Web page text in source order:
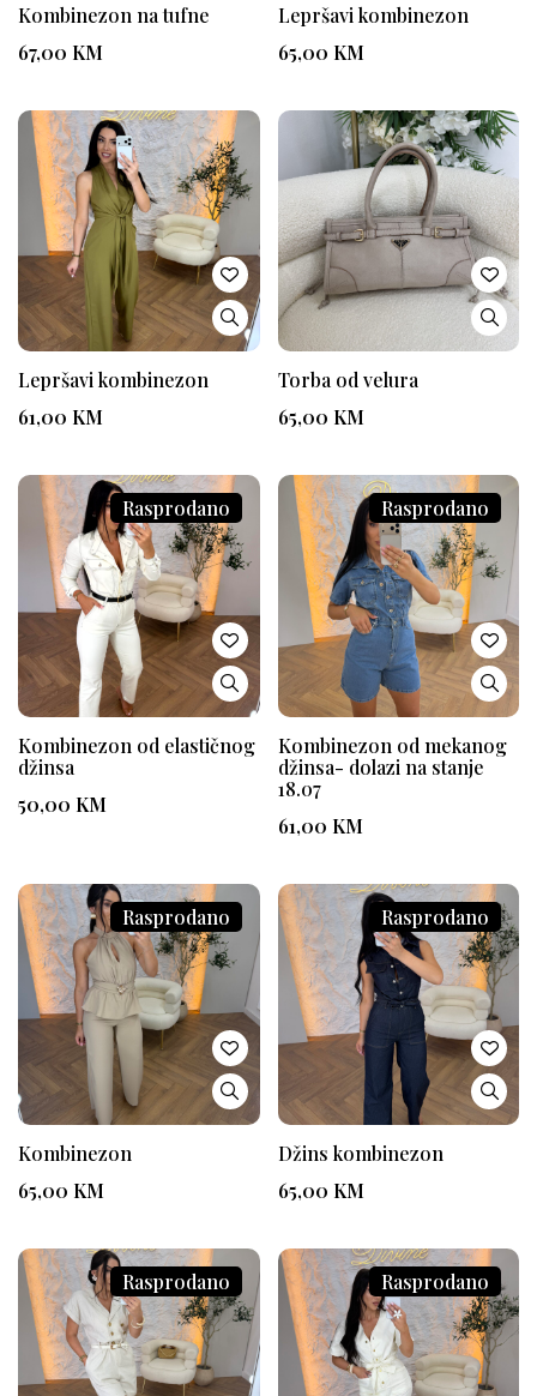
Kombinezon na tufne
67,00 KM
Lepršavi kombinezon
65,00 KM
Lepršavi kombinezon
61,00 KM
Torba od velura
65,00 KM
Rasprodano
Kombinezon od elastičnog
džinsa
50,00 KM
Rasprodano
Kombinezon od mekanog
džinsa- dolazi na stanje
18.07
61,00 KM
Rasprodano
Kombinezon
65,00 KM
Rasprodano
Džins kombinezon
65,00 KM
Rasprodano Rasprodano